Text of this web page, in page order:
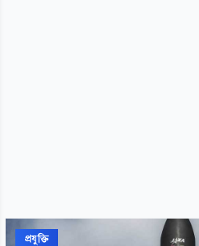
প্রযুক্তি